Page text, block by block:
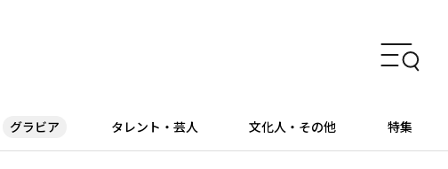
グラビア タレント・芸人 文化人・その他 特集